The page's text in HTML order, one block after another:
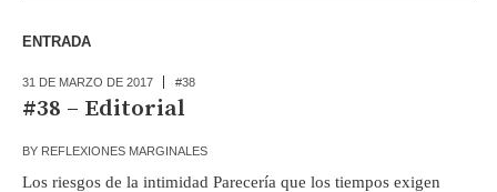
ENTRADA
31 DE MARZO DE 2017 #38
#38 – Editorial
BY REFLEXIONES MARGINALES
Los riesgos de la intimidad Parecería que los tiempos exigen